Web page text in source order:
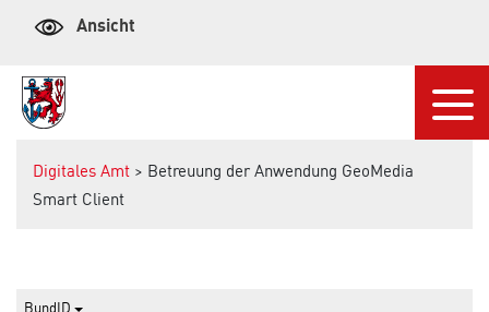
Ansicht
Digitales Amt > Betreuung der Anwendung GeoMedia
Smart Client
BundID